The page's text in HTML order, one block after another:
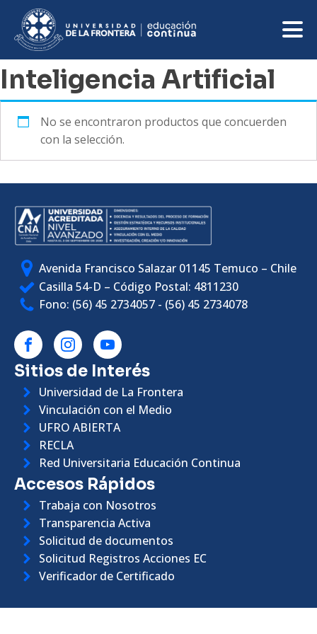
Inteligencia Artificial
No se encontraron productos que concuerden
con la selección.
Avenida Francisco Salazar 01145 Temuco – Chile
Casilla 54-D – Código Postal: 4811230
Fono: (56) 45 2734057 - (56) 45 2734078
Sitios de Interés
Universidad de La Frontera
Vinculación con el Medio
UFRO ABIERTA
RECLA
Red Universitaria Educación Continua
Accesos Rápidos
Trabaja con Nosotros
Transparencia Activa
Solicitud de documentos
Solicitud Registros Acciones EC
Verificador de Certificado